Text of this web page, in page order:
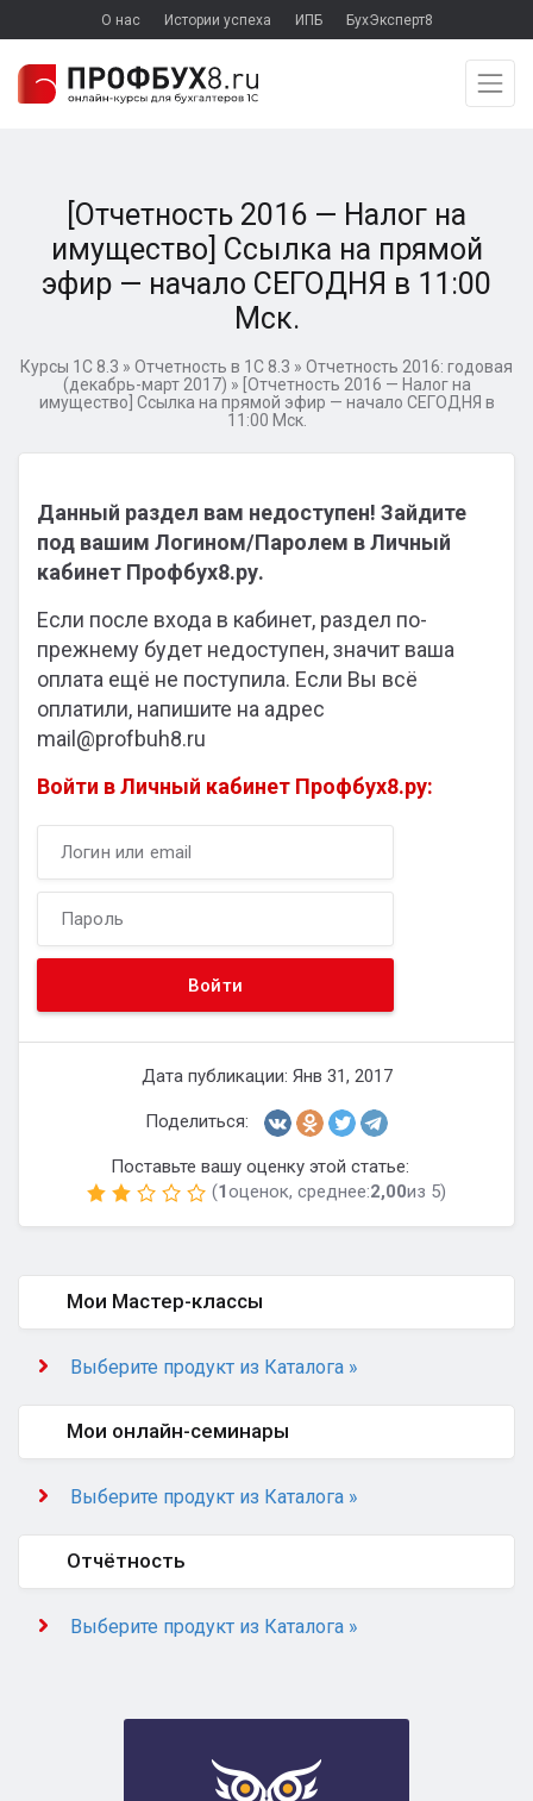
О нас Истории успеха ИПБ БухЭксперт8
[Отчетность 2016 — Налог на
имущество] Ссылка на прямой
эфир — начало СЕГОДНЯ в 11:00
Мск.
Курсы 1С 8.3 » Отчетность в 1С 8.3 » Отчетность 2016: годовая
(декабрь-март 2017) » [Отчетность 2016 — Налог на
имущество] Ссылка на прямой эфир — начало СЕГОДНЯ в
11:00 Мск.
Данный раздел вам недоступен! Зайдите
под вашим Логином/Паролем в Личный
кабинет Профбух8.ру.
Если после входа в кабинет, раздел по-
прежнему будет недоступен, значит ваша
оплата ещё не поступила. Если Вы всё
оплатили, напишите на адрес
mail@profbuh8.ru
Войти в Личный кабинет Профбух8.ру:
Дата публикации: Янв 31, 2017
Поделиться:
Поставьте вашу оценку этой статье:
(1оценок, среднее:2,00из 5)
Мои Мастер-классы
Выберите продукт из Каталога »
Мои онлайн-семинары
Выберите продукт из Каталога »
Отчётность
Выберите продукт из Каталога »